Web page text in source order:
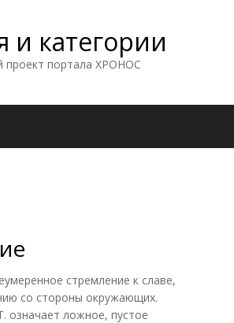
и категории
проект портала ХРОНОС
стремление к славе,
со стороны окружающих.
означает ложное, пустое